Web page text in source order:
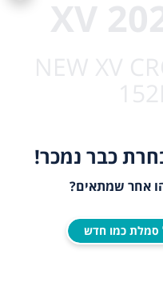
כבר נמכר!
אחר שמתאים?
סמלת כמו חדש